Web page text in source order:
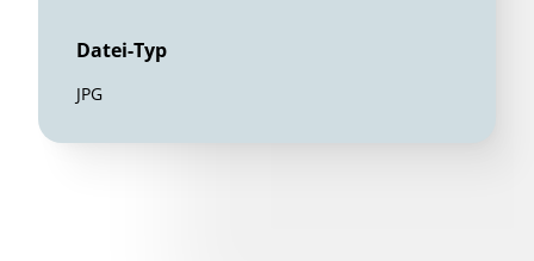
Datei-Typ
JPG